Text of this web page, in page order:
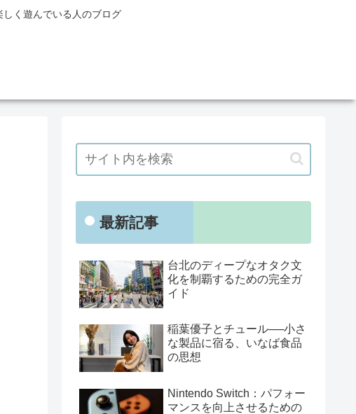
く遊んでいる人のブログ
最新記事
台北のディープなオタク文
化を制覇するための完全ガ
イド
稲葉優子とチュール──小さ
な製品に宿る、いなば食品
の思想
Nintendo Switch：パフォー
マンスを向上させるための